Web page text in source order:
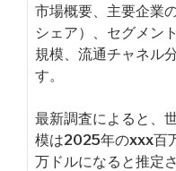
市場概要、主要企業
シェア）、セグメン
規模、流通チャネル
す。
最新調査によると、
模は2025年のxxx百
万ドルになると推定